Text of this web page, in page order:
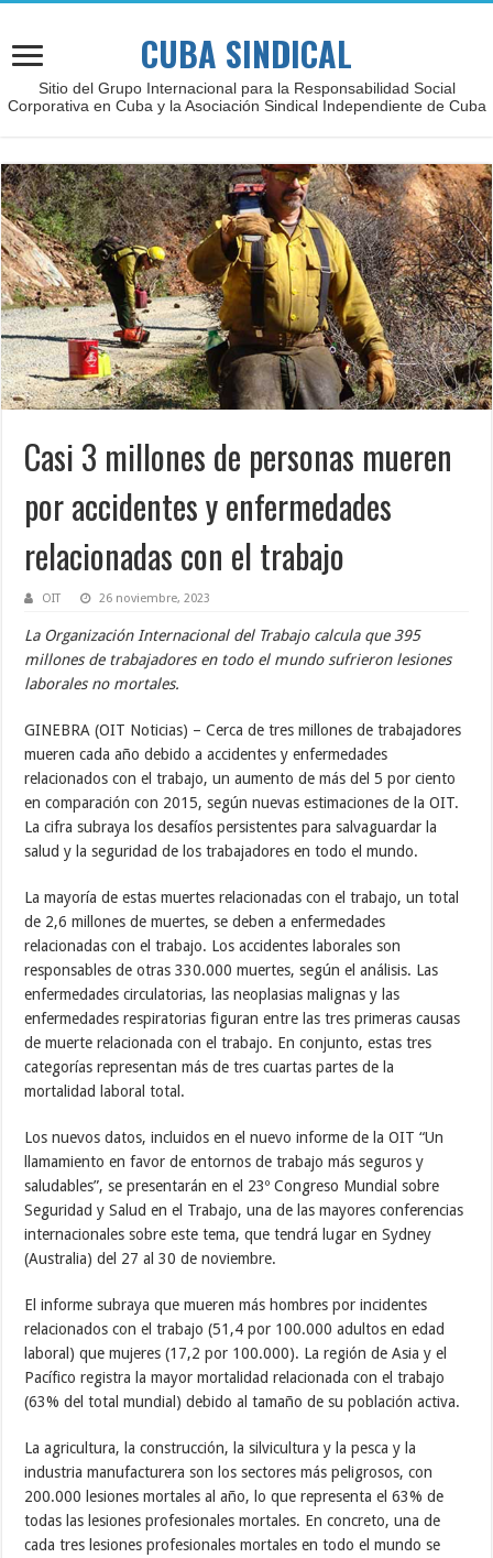
CUBA SINDICAL
Sitio del Grupo Internacional para la Responsabilidad Social
Corporativa en Cuba y la Asociación Sindical Independiente de Cuba
Casi 3 millones de personas mueren
por accidentes y enfermedades
relacionadas con el trabajo
OIT 26 noviembre, 2023
La Organización Internacional del Trabajo calcula que 395
millones de trabajadores en todo el mundo sufrieron lesiones
laborales no mortales.
GINEBRA (OIT Noticias) – Cerca de tres millones de trabajadores
mueren cada año debido a accidentes y enfermedades
relacionados con el trabajo, un aumento de más del 5 por ciento
en comparación con 2015, según nuevas estimaciones de la OIT.
La cifra subraya los desafíos persistentes para salvaguardar la
salud y la seguridad de los trabajadores en todo el mundo.
La mayoría de estas muertes relacionadas con el trabajo, un total
de 2,6 millones de muertes, se deben a enfermedades
relacionadas con el trabajo. Los accidentes laborales son
responsables de otras 330.000 muertes, según el análisis. Las
enfermedades circulatorias, las neoplasias malignas y las
enfermedades respiratorias figuran entre las tres primeras causas
de muerte relacionada con el trabajo. En conjunto, estas tres
categorías representan más de tres cuartas partes de la
mortalidad laboral total.
Los nuevos datos, incluidos en el nuevo informe de la OIT “Un
llamamiento en favor de entornos de trabajo más seguros y
saludables”, se presentarán en el 23º Congreso Mundial sobre
Seguridad y Salud en el Trabajo, una de las mayores conferencias
internacionales sobre este tema, que tendrá lugar en Sydney
(Australia) del 27 al 30 de noviembre.
El informe subraya que mueren más hombres por incidentes
relacionados con el trabajo (51,4 por 100.000 adultos en edad
laboral) que mujeres (17,2 por 100.000). La región de Asia y el
Pacífico registra la mayor mortalidad relacionada con el trabajo
(63% del total mundial) debido al tamaño de su población activa.
La agricultura, la construcción, la silvicultura y la pesca y la
industria manufacturera son los sectores más peligrosos, con
200.000 lesiones mortales al año, lo que representa el 63% de
todas las lesiones profesionales mortales. En concreto, una de
cada tres lesiones profesionales mortales en todo el mundo se